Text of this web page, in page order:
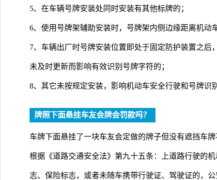
5、在车辆号牌安装处同时安装有其他标牌的；
6、使用号牌架辅助安装时，号牌架内侧边缘距离机动
7、车辆出厂时号牌安装位置即处于固定防护装置之
未及时更新而影响有效识别号牌字符的；
8、其它未按规定安装，影响机动车安全行驶和号牌识
牌照下面悬挂车友会牌会罚款吗？
车牌下面悬挂了一块车友会定做的牌子但没有遮挡车
根据《道路交通安全法》第九十五条：上道路行驶的
志、保险标志，或者未随车携带行驶证、驾驶证的，